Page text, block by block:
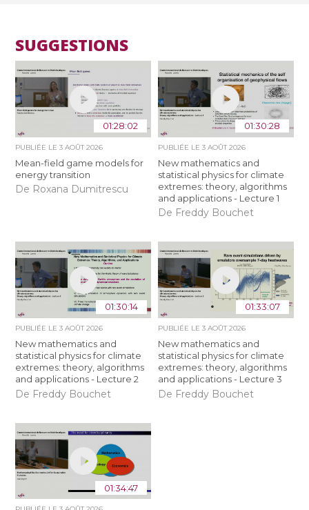
SUGGESTIONS
01:28:02
PUBLIÉE LE3 AOÛT 2026
Mean-field game models for
energy transition
De Roxana Dumitrescu
01:30:28
PUBLIÉE LE 3 AOÛT 2026
New mathematics and
statistical physics for climate
extremes: theory, algorithms
and applications - Lecture 1
De Freddy Bouchet
01:30:14
PUBLIÉE LE3 AOÛT 2026
New mathematics and
statistical physics for climate
extremes: theory, algorithms
and applications - Lecture 2
De Freddy Bouchet
01:33:07
PUBLIÉE LE 3 AOÛT 2026
New mathematics and
statistical physics for climate
extremes: theory, algorithms
and applications - Lecture 3
De Freddy Bouchet
01:34:47